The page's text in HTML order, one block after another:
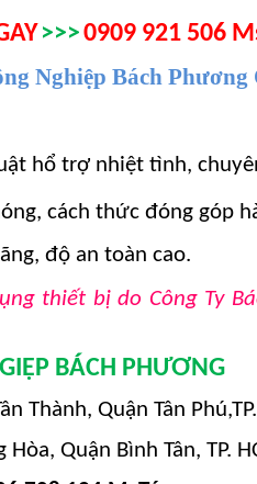
>>>0909 921 506
Nghiệp Bách Phương
hổ trợ nhiệt tình,
cách thức đóng góp
độ an toàn cao.
thiết bị do Công Ty
BÁCH PHƯƠNG
Thành, Quận Tân
Quận Bình Tân, TP.